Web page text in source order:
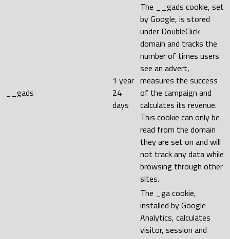
__gads
1 year
24
days
The __gads cookie, set
by Google, is stored
under DoubleClick
domain and tracks the
number of times users
see an advert,
measures the success
of the campaign and
calculates its revenue.
This cookie can only be
read from the domain
they are set on and will
not track any data while
browsing through other
sites.
The _ga cookie,
installed by Google
Analytics, calculates
visitor, session and